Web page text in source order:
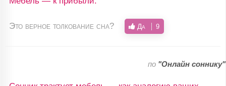
Это верное толкование сна? Да 9
по "Онлайн соннику"